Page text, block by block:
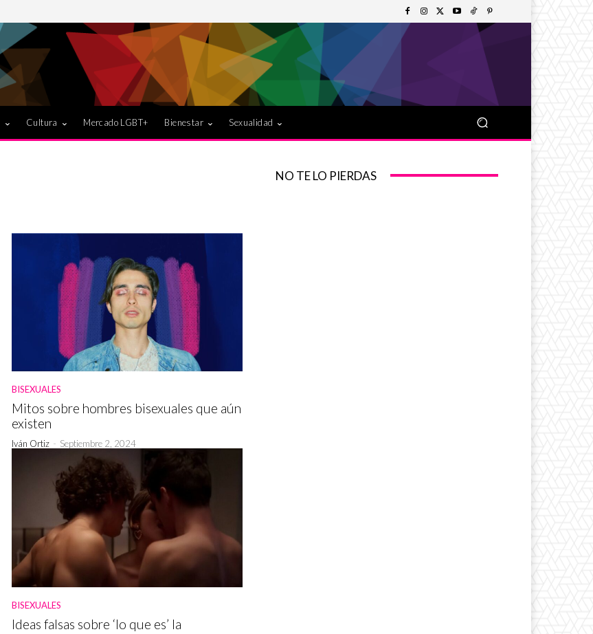
Cultura Mercado LGBT+ Bienestar Sexualidad
BISEXUALES
Mitos sobre hombres bisexuales que aún
existen
Iván Ortiz - Septiembre 2, 2024
BISEXUALES
Ideas falsas sobre ‘lo que es’ la
NO TE LO PIERDAS